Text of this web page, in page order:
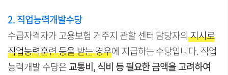
2. 직업능력개발수당
수급자격자가 고용보험 거주지 관할 센터 담당자의지시로
직업능력훈련 등을 받는 경우에 지급하는 수당입니다. 직업
능력개발 수당은교통비, 식비 등 필요한 금액을 고려하여